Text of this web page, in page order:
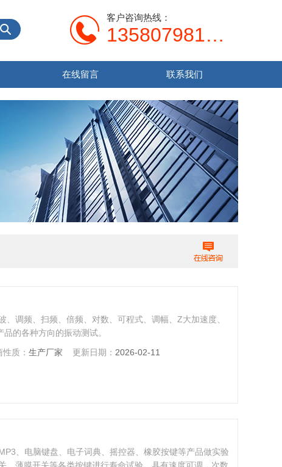
客户咨询热线：
13580798107
在线留言 联系我们
调频、扫频、倍频、对数、可程式、调幅、Z大加速度、
的各种方向的振动测试。
性质：生产厂家 更新日期： 2026-02-11
、电脑键盘、电子词典、摇控器、橡胶按键等产品做实验